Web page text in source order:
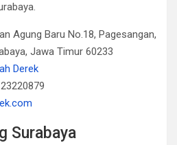
Agung Baru No.18, Pagesangan,
Jawa Timur 60233
Derek
Surabaya